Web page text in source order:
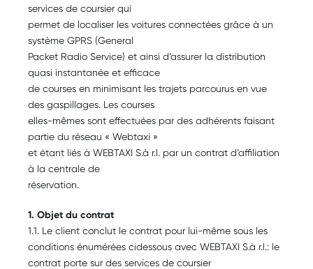
services de coursier qui
permet de localiser les voitures connectées grâce à un
système GPRS (General
Packet Radio Service) et ainsi d’assurer la distribution
quasi instantanée et efficace
de courses en minimisant les trajets parcourus en vue
des gaspillages. Les courses
elles-mêmes sont effectuées par des adhérents faisant
partie du réseau « Webtaxi »
et étant liés à WEBTAXI S.à r.l. par un contrat d’affiliation
à la centrale de
réservation.
1. Objet du contrat
1.1. Le client conclut le contrat pour lui-même sous les
conditions énumérées cidessous avec WEBTAXI S.à r.l.: le
contrat porte sur des services de coursier